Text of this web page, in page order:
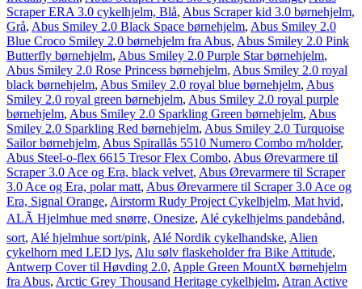
Scraper ERA 3.0 cykelhjelm, Blå, Abus Scraper kid 3.0 børnehjelm,
Grå, Abus Smiley 2.0 Black Space børnehjelm, Abus Smiley 2.0
Blue Croco Smiley 2.0 børnehjelm fra Abus, Abus Smiley 2.0 Pink
Butterfly børnehjelm, Abus Smiley 2.0 Purple Star børnehjelm,
Abus Smiley 2.0 Rose Princess børnehjelm, Abus Smiley 2.0 royal
black børnehjelm, Abus Smiley 2.0 royal blue børnehjelm, Abus
Smiley 2.0 royal green børnehjelm, Abus Smiley 2.0 royal purple
børnehjelm, Abus Smiley 2.0 Sparkling Green børnehjelm, Abus
Smiley 2.0 Sparkling Red børnehjelm, Abus Smiley 2.0 Turquoise
Sailor børnehjelm, Abus Spirallås 5510 Numero Combo m/holder,
Abus Steel-o-flex 6615 Tresor Flex Combo, Abus Ørevarmere til
Scraper 3.0 Ace og Era, black velvet, Abus Ørevarmere til Scraper
3.0 Ace og Era, polar matt, Abus Ørevarmere til Scraper 3.0 Ace og
Era, Signal Orange, Airstorm Rudy Project Cykelhjelm, Mat hvid,
ALÃ Hjelmhue med snørre, Onesize, Alé cykelhjelms pandebånd,
sort, Alé hjelmhue sort/pink, Alé Nordik cykelhandske, Alien
cykelhorn med LED lys, Alu sølv flaskeholder fra Bike Attitude,
Antwerp Cover til Høvding 2.0, Apple Green MountX børnehjelm
fra Abus, Arctic Grey Thousand Heritage cykelhjelm, Atran Active